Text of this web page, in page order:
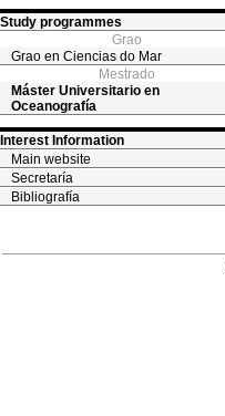
Study programmes
Grao
Grao en Ciencias do Mar
Mestrado
Máster Universitario en
Oceanografía
Interest Information
Main website
Secretaría
Bibliografía